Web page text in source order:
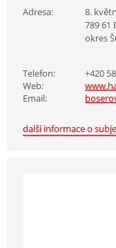
Adresa:
8.
789 61
okres
Telefon:
+420
Web:
Email:
další informace o